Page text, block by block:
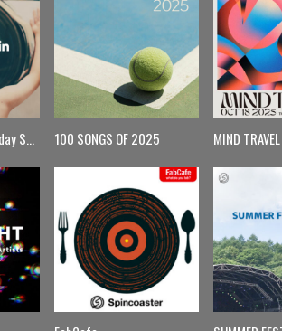
【月曜更新】Monday Spin 100 SONGS OF 2025 MIND TRAVEL